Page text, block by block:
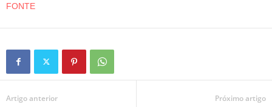
FONTE
Artigo anterior Próximo artigo